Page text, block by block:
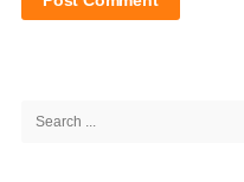
Search